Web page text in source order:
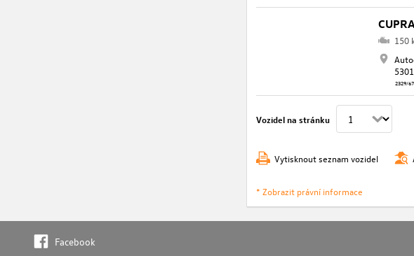
150
2329/
Vozidel na stránku
Vytisknout seznam vozidel
* Zobrazit právní informace
Facebook